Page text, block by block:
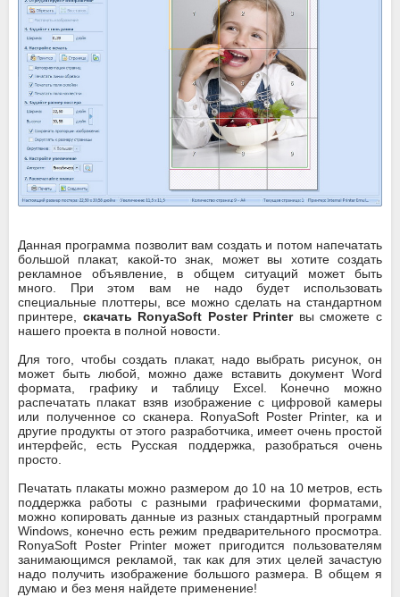
Данная программа позволит вам создать и потом напечатать
большой плакат, какой-то знак, может вы хотите создать
рекламное объявление, в общем ситуаций может быть
много. При этом вам не надо будет использовать
специальные плоттеры, все можно сделать на стандартном
принтере, скачать RonyaSoft Poster Printerвы сможете с
нашего проекта в полной новости.
Для того, чтобы создать плакат, надо выбрать рисунок, он
может быть любой, можно даже вставить документ Word
формата, графику и таблицу Excel. Конечно можно
распечатать плакат взяв изображение с цифровой камеры
или полученное со сканера. RonyaSoft Poster Printer, ка и
другие продукты от этого разработчика, имеет очень простой
интерфейс, есть Русская поддержка, разобраться очень
просто.
Печатать плакаты можно размером до 10 на 10 метров, есть
поддержка работы с разными графическими форматами,
можно копировать данные из разных стандартный программ
Windows, конечно есть режим предварительного просмотра.
RonyaSoft Poster Printer может пригодится пользователям
занимающимся рекламой, так как для этих целей зачастую
надо получить изображение большого размера. В общем я
думаю и без меня найдете применение!